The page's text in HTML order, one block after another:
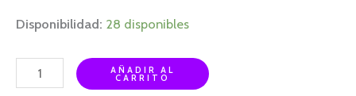
Disponibilidad: 28 disponibles
AÑADIR AL
CARRITO